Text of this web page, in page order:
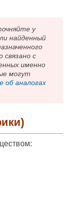
у
найденный
с
именно
могут
об аналогах